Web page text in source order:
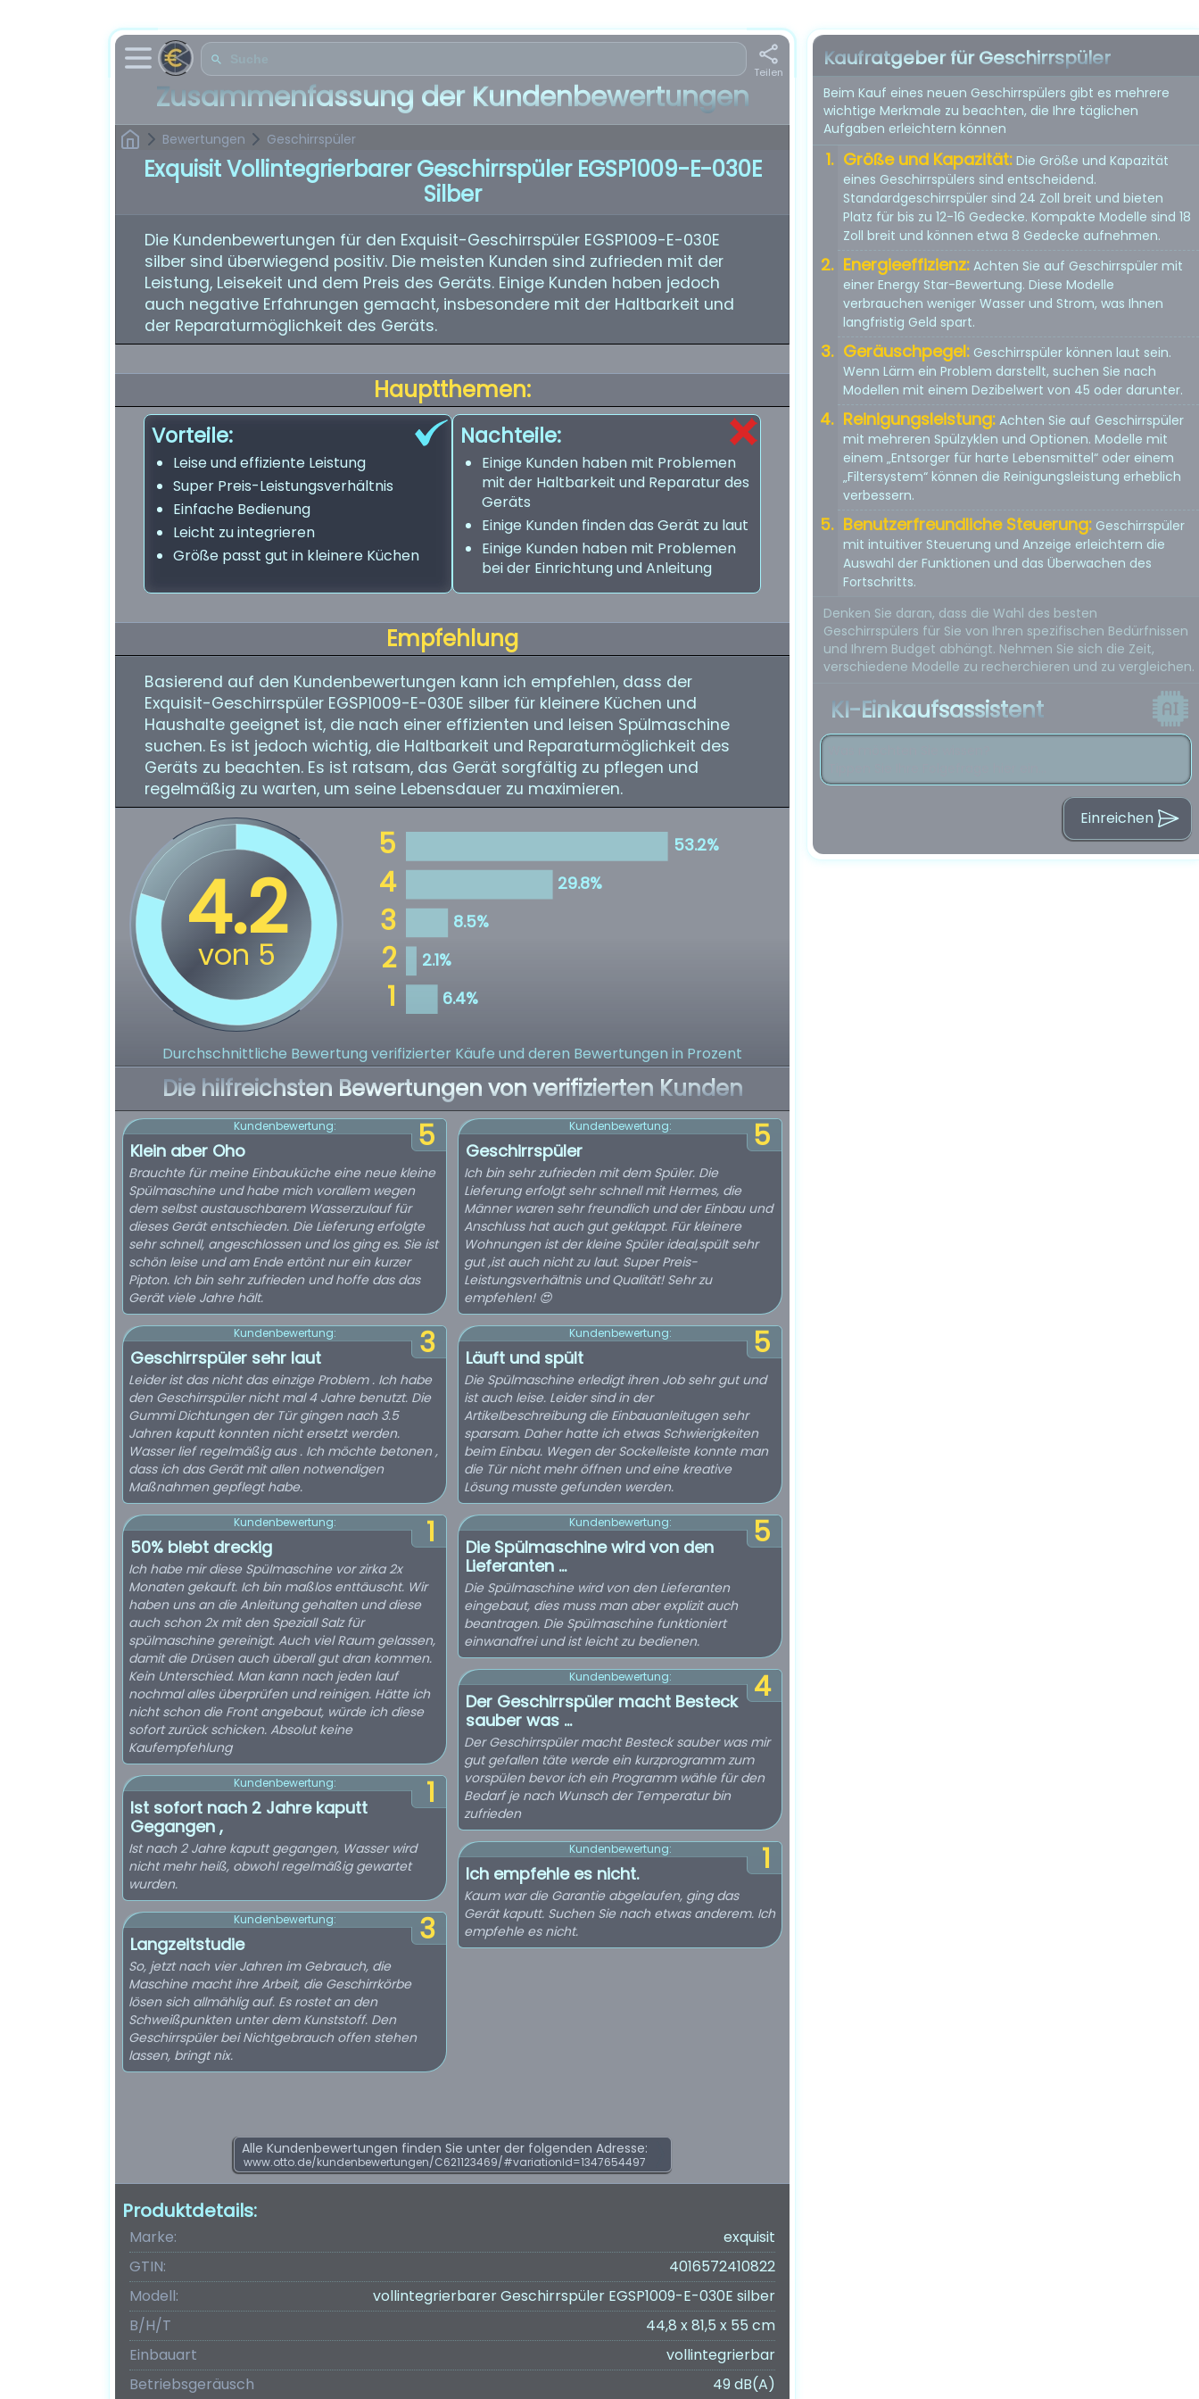
Teilen
Zusammenfassung der Kundenbewertungen
Bewertungen Geschirrspüler
Exquisit Vollintegrierbarer Geschirrspüler EGSP1009-E-030E
Silber
Die Kundenbewertungen für den Exquisit-Geschirrspüler EGSP1009-E-030E
silber sind überwiegend positiv. Die meisten Kunden sind zufrieden mit der
Leistung, Leisekeit und dem Preis des Geräts. Einige Kunden haben jedoch
auch negative Erfahrungen gemacht, insbesondere mit der Haltbarkeit und
der Reparaturmöglichkeit des Geräts.
Hauptthemen:
Vorteile:
Leise und effiziente Leistung
Super Preis-Leistungsverhältnis
Einfache Bedienung
Leicht zu integrieren
Größe passt gut in kleinere Küchen
Nachteile:
Einige Kunden haben mit Problemen
mit der Haltbarkeit und Reparatur des
Geräts
Einige Kunden finden das Gerät zu laut
Einige Kunden haben mit Problemen
bei der Einrichtung und Anleitung
Empfehlung
Basierend auf den Kundenbewertungen kann ich empfehlen, dass der
Exquisit-Geschirrspüler EGSP1009-E-030E silber für kleinere Küchen und
Haushalte geeignet ist, die nach einer effizienten und leisen Spülmaschine
suchen. Es ist jedoch wichtig, die Haltbarkeit und Reparaturmöglichkeit des
Geräts zu beachten. Es ist ratsam, das Gerät sorgfältig zu pflegen und
regelmäßig zu warten, um seine Lebensdauer zu maximieren.
Durchschnittliche Bewertung verifizierter Käufe und deren Bewertungen in Prozent
Die hilfreichsten Bewertungen von verifizierten Kunden
5
Kundenbewertung:
Klein aber Oho
Brauchte für meine Einbauküche eine neue kleine
Spülmaschine und habe mich vorallem wegen
dem selbst austauschbarem Wasserzulauf für
dieses Gerät entschieden. Die Lieferung erfolgte
sehr schnell, angeschlossen und los ging es. Sie ist
schön leise und am Ende ertönt nur ein kurzer
Pipton. Ich bin sehr zufrieden und hoffe das das
Gerät viele Jahre hält.
3
Kundenbewertung:
Geschirrspüler sehr laut
Leider ist das nicht das einzige Problem . Ich habe
den Geschirrspüler nicht mal 4 Jahre benutzt. Die
Gummi Dichtungen der Tür gingen nach 3.5
Jahren kaputt konnten nicht ersetzt werden.
Wasser lief regelmäßig aus . Ich möchte betonen ,
dass ich das Gerät mit allen notwendigen
Maßnahmen gepflegt habe.
1
Kundenbewertung:
50% blebt dreckig
Ich habe mir diese Spülmaschine vor zirka 2x
Monaten gekauft. Ich bin maßlos enttäuscht. Wir
haben uns an die Anleitung gehalten und diese
auch schon 2x mit den Speziall Salz für
spülmaschine gereinigt. Auch viel Raum gelassen,
damit die Drüsen auch überall gut dran kommen.
Kein Unterschied. Man kann nach jeden lauf
nochmal alles überprüfen und reinigen. Hätte ich
nicht schon die Front angebaut, würde ich diese
sofort zurück schicken. Absolut keine
Kaufempfehlung
1
Kundenbewertung:
Ist sofort nach 2 Jahre kaputt
Gegangen ,
Ist nach 2 Jahre kaputt gegangen, Wasser wird
nicht mehr heiß, obwohl regelmäßig gewartet
wurden.
3
Kundenbewertung:
Langzeitstudie
So, jetzt nach vier Jahren im Gebrauch, die
Maschine macht ihre Arbeit, die Geschirrkörbe
lösen sich allmählig auf. Es rostet an den
Schweißpunkten unter dem Kunststoff. Den
Geschirrspüler bei Nichtgebrauch offen stehen
lassen, bringt nix.
5
Kundenbewertung:
Geschirrspüler
Ich bin sehr zufrieden mit dem Spüler. Die
Lieferung erfolgt sehr schnell mit Hermes, die
Männer waren sehr freundlich und der Einbau und
Anschluss hat auch gut geklappt. Für kleinere
Wohnungen ist der kleine Spüler ideal,spült sehr
gut ,ist auch nicht zu laut. Super Preis-
Leistungsverhältnis und Qualität! Sehr zu
empfehlen! 😍
5
Kundenbewertung:
Läuft und spült
Die Spülmaschine erledigt ihren Job sehr gut und
ist auch leise. Leider sind in der
Artikelbeschreibung die Einbauanleitugen sehr
sparsam. Daher hatte ich etwas Schwierigkeiten
beim Einbau. Wegen der Sockelleiste konnte man
die Tür nicht mehr öffnen und eine kreative
Lösung musste gefunden werden.
5
Kundenbewertung:
Die Spülmaschine wird von den
Lieferanten ...
Die Spülmaschine wird von den Lieferanten
eingebaut, dies muss man aber explizit auch
beantragen. Die Spülmaschine funktioniert
einwandfrei und ist leicht zu bedienen.
4
Kundenbewertung:
Der Geschirrspüler macht Besteck
sauber was ...
Der Geschirrspüler macht Besteck sauber was mir
gut gefallen täte werde ein kurzprogramm zum
vorspülen bevor ich ein Programm wähle für den
Bedarf je nach Wunsch der Temperatur bin
zufrieden
1
Kundenbewertung:
Ich empfehle es nicht.
Kaum war die Garantie abgelaufen, ging das
Gerät kaputt. Suchen Sie nach etwas anderem. Ich
empfehle es nicht.
Alle Kundenbewertungen finden Sie unter der folgenden Adresse:
www.otto.de/kundenbewertungen/C621123469/#variationId=1347654497
Produktdetails:
Marke:
exquisit
GTIN:
4016572410822
Modell:
vollintegrierbarer Geschirrspüler EGSP1009-E-030E silber
B/H/T
44,8 x 81,5 x 55 cm
Einbauart
vollintegrierbar
Betriebsgeräusch
49 dB(A)
Kaufratgeber für Geschirrspüler
Beim Kauf eines neuen Geschirrspülers gibt es mehrere
wichtige Merkmale zu beachten, die Ihre täglichen
Aufgaben erleichtern können
Größe und Kapazität: Die Größe und Kapazität
eines Geschirrspülers sind entscheidend.
Standardgeschirrspüler sind 24 Zoll breit und bieten
Platz für bis zu 12-16 Gedecke. Kompakte Modelle sind 18
Zoll breit und können etwa 8 Gedecke aufnehmen.
Energieeffizienz: Achten Sie auf Geschirrspüler mit
einer Energy Star-Bewertung. Diese Modelle
verbrauchen weniger Wasser und Strom, was Ihnen
langfristig Geld spart.
Geräuschpegel: Geschirrspüler können laut sein.
Wenn Lärm ein Problem darstellt, suchen Sie nach
Modellen mit einem Dezibelwert von 45 oder darunter.
Reinigungsleistung: Achten Sie auf Geschirrspüler
mit mehreren Spülzyklen und Optionen. Modelle mit
einem „Entsorger für harte Lebensmittel“ oder einem
„Filtersystem“ können die Reinigungsleistung erheblich
verbessern.
Benutzerfreundliche Steuerung: Geschirrspüler
mit intuitiver Steuerung und Anzeige erleichtern die
Auswahl der Funktionen und das Überwachen des
Fortschritts.
Denken Sie daran, dass die Wahl des besten
Geschirrspülers für Sie von Ihren spezifischen Bedürfnissen
und Ihrem Budget abhängt. Nehmen Sie sich die Zeit,
verschiedene Modelle zu recherchieren und zu vergleichen.
KI-Einkaufsassistent
Einreichen